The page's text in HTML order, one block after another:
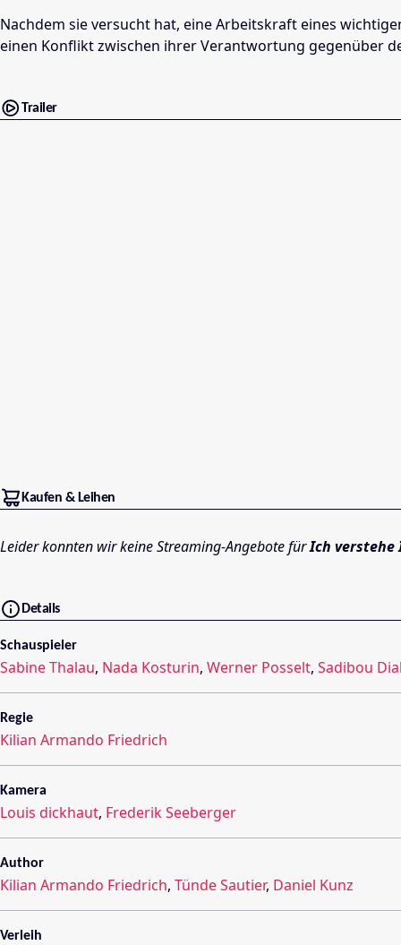
Nachdem sie versucht hat, eine Arbeitskraft eines
einen Konflikt zwischen ihrer Verantwortung gegenüber
Trailer
Kaufen & Leihen
Leider konnten wir keine Streaming-Angebote fürIch verstehe
Details
Schauspieler
Sabine Thalau, Nada Kosturin, Werner Posselt, Sadibou
Regie
Kilian Armando Friedrich
Kamera
Louis dickhaut, Frederik Seeberger
Author
Kilian Armando Friedrich, Tünde Sautier, Daniel Kunz
Verleih